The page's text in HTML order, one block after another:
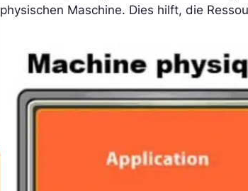
physischen Maschine. Dies hilft, die